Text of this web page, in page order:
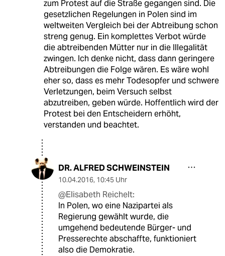
zum Protest auf die Straße gegangen sind. Die
gesetzlichen Regelungen in Polen sind im
weltweiten Vergleich bei der Abtreibung schon
streng genug. Ein komplettes Verbot würde
die abtreibenden Mütter nur in die Illegalität
zwingen. Ich denke nicht, dass dann geringere
Abtreibungen die Folge wären. Es wäre wohl
eher so, dass es mehr Todesopfer und schwere
Verletzungen, beim Versuch selbst
abzutreiben, geben würde. Hoffentlich wird der
Protest bei den Entscheidern erhöht,
verstanden und beachtet.
DR. ALFRED SCHWEINSTEIN
10.04.2016, 10:45 Uhr
@Elisabeth Reichelt:
In Polen, wo eine Nazipartei als
Regierung gewählt wurde, die
umgehend bedeutende Bürger- und
Presserechte abschaffte, funktioniert
also die Demokratie.